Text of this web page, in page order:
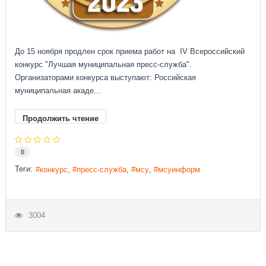
До 15 ноября продлен срок приема работ на IV Всероссийский
конкурс "Лучшая муниципальная пресс-служба".
Организаторами конкурса выступают: Российская
муниципальная акаде...
Продолжить чтение
0
Теги: конкурс пресс-служба мсу мсуинформ
3004